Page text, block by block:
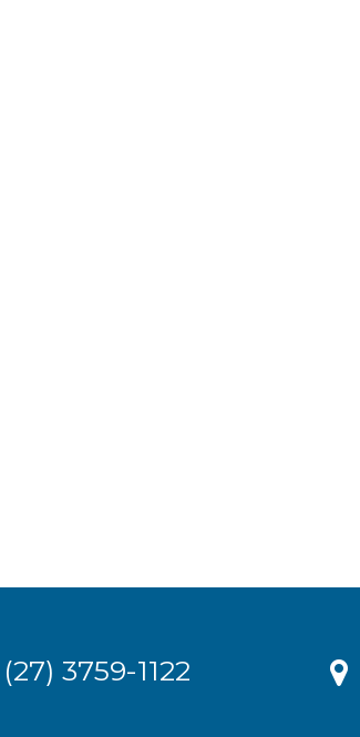
(27) 3759-1122